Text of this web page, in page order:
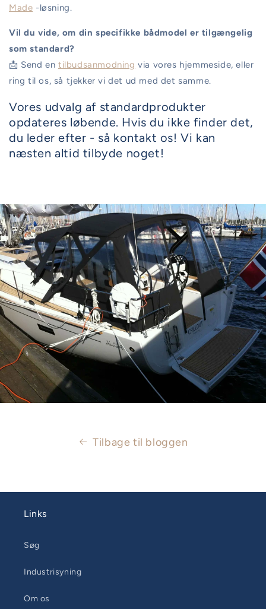
Made -løsning.
Vil du vide, om din specifikke bådmodel er tilgængelig
som standard?
📩 Send en tilbudsanmodning via vores hjemmeside, eller
ring til os, så tjekker vi det ud med det samme.
Vores udvalg af standardprodukter
opdateres løbende. Hvis du ikke finder det,
du leder efter - så kontakt os! Vi kan
næsten altid tilbyde noget!
Tilbage til bloggen
Links
Søg
Industrisyning
Om os